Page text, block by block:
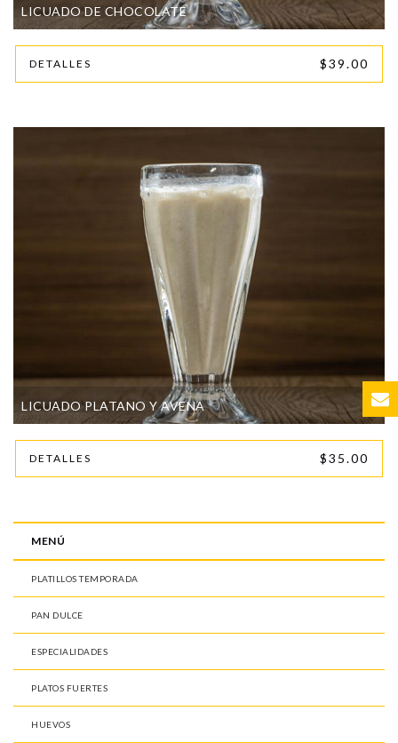
LICUADO DE CHOCOLATE
DETALLES $39.00
LICUADO PLATANO Y AVENA
DETALLES $35.00
MENÚ
PLATILLOS TEMPORADA
PAN DULCE
ESPECIALIDADES
PLATOS FUERTES
HUEVOS